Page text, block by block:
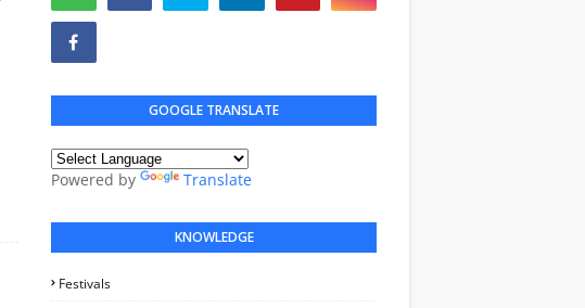
GOOGLE TRANSLATE
Powered by Translate
KNOWLEDGE
Festivals